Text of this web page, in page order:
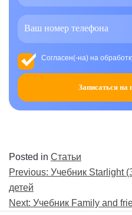
Согласен(-на) на
Записаться на
Posted in Статьи
Навигация
по
записям
Previous: Учебник Starlight
детей
Next: Учебник Family and